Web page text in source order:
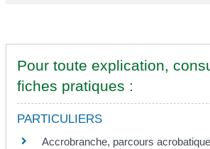
Pour toute explication,
fiches pratiques :
PARTICULIERS
Accrobranche, parcours